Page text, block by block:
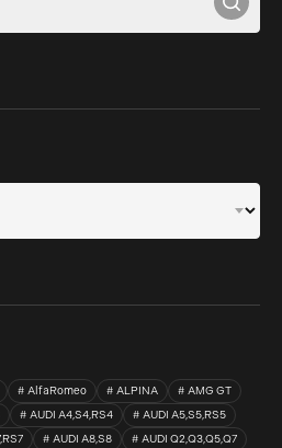
AlfaRomeo ALPINA
AMG GT
AUDI A4,S4,RS4
AUDI A5,S5,RS5
AUDI A8,S8
AUDI Q2,Q3,Q5,Q7